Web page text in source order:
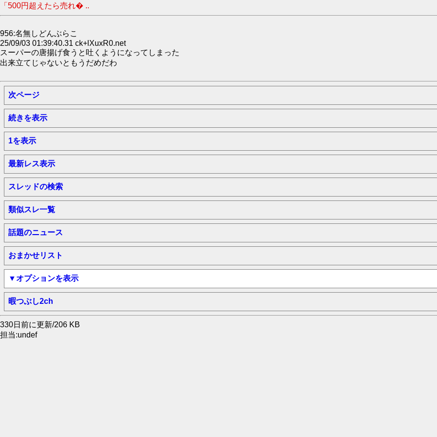
「500円超えたら売れ� ..
956:名無しどんぶらこ
25/09/03 01:39:40.31 ck+lXuxR0.net
スーパーの唐揚げ食うと吐くようになってしまった
出来立てじゃないともうだめだわ
次ページ
続きを表示
1を表示
最新レス表示
スレッドの検索
類似スレ一覧
話題のニュース
おまかせリスト
▼オプションを表示
暇つぶし2ch
330日前に更新/206 KB
担当:undef